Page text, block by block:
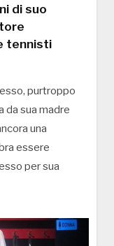
di suo
tennisti
purtroppo
da sua madre
una
essere
per sua